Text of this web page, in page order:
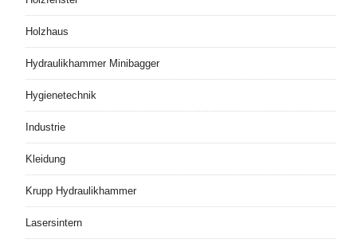
Holzhaus
Hydraulikhammer Minibagger
Hygienetechnik
Industrie
Kleidung
Krupp Hydraulikhammer
Lasersintern